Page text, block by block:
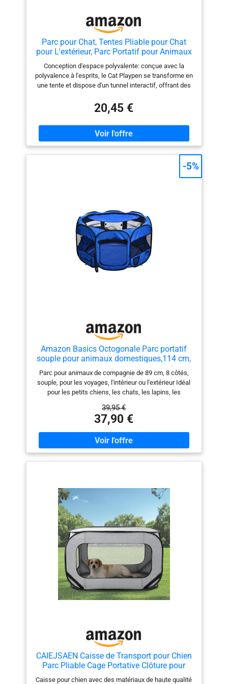
Parc pour Chat, Tentes Pliable pour Chat
pour L'extérieur, Parc Portatif pour Animaux
De Compagnie avec Tunnel, Maison De
Tunnel pour Animaux De Compagnie Pliable
Conception d'espace polyvalente: conçue avec la
polyvalence à l'esprits, le Cat Playpen se transforme en
une tente et dispose d'un tunnel interactif, offrant des
des chats Les loisirs rencontrent la sécurité: la
promotion du confort et des loisirs pour animaux de
compagnie, cette aire de jeux en plein air sécurisée est
conçue pour améliorer le plaisir, permettant aux chats
de se prélasser au soleil dans un environnement
soigneusement conçu Espace de confort à deux zones:
la structure spacieuse de tentes pour chats offre une
confortable Design résilient et confortable: fabriqué à
partir de matériaux résistants aux rayures et de tissu
doux pour animaux de compagnie, il garantit une
mastication résistante aux côtés d'une texture douce
conviviale, offrant une qualité fiable pour le plaisir
quotidien de votre chat Conception portable et pratique:
conçue pour la portabilité, ce pliable propose une
20,45 €
Amazon Basics Octogonale Parc portatif
souple pour animaux domestiques,114 cm,
Parc pour animaux de compagnie de 89 cm, 8 côtés,
souple, pour les voyages, l'intérieur ou l'extérieur Idéal
pour les petits chiens, les chats, les lapins, les
rangement Toit et fenêtres fermées en maille avec
parois et sol en toile oxford Poche Velcro pour les
friandises, les jouets et les accessoires Coins et
coutures renforcés
39,95 €
37,90 €
-5%
CAIEJSAEN Caisse de Transport pour Chien
Parc Pliable Cage Portative Clôture pour
Animaux de Compagnie en Tissu Oxford
Caisse pour chien avec des matériaux de haute qualité